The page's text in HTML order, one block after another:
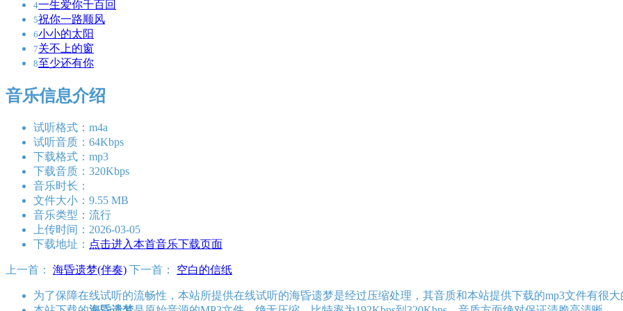
4一生爱你千百回
5祝你一路顺风
6小小的太阳
7关不上的窗
8至少还有你
音乐信息介绍
试听格式：m4a
试听音质：64Kbps
下载格式：mp3
下载音质：320Kbps
音乐时长：
文件大小：9.55 MB
音乐类型：流行
上传时间：2026-03-05
下载地址： 点击进入本首音乐下载页面
上一首： 海昏遗梦(伴奏) 下一首： 空白的信纸
为了保障在线试听的流畅性，本站所提供在线试听的海昏遗梦是经过压缩处理，其音质和本站提供下载的mp3文件有很